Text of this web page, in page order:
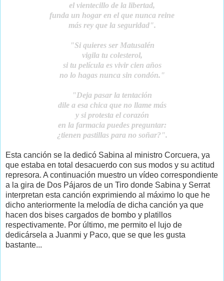
el vientecillo de la libertad,
funda un hogar en el que nunca reine
más rey que la seguridad".
"Si quieres ser Matusalén
vigila tu colesterol,
si tu película es vivir cien años
no lo hagas nunca sin condón."
"Deja pasar la tentación
dile a esa chica que no llame más
y si protesta el corazón
en la farmacia puedes preguntar:
¿tienen pastillas para no soñar?".
Esta canción se la dedicó Sabina al ministro Corcuera, ya
que estaba en total desacuerdo con sus modos y su actitud
represora. A continuación muestro un vídeo correspondiente
a la gira de Dos Pájaros de un Tiro donde Sabina y Serrat
interpretan esta canción exprimiendo al máximo lo que he
dicho anteriormente la melodía de dicha canción ya que
hacen dos bises cargados de bombo y platillos
respectivamente. Por último, me permito el lujo de
dedicársela a Juanmi y Paco, que se que les gusta
bastante...